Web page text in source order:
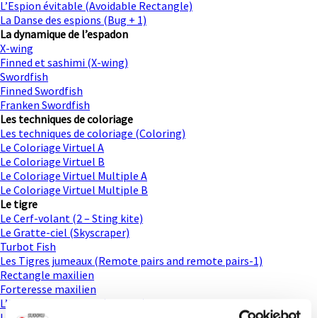
L’Espion évitable (Avoidable Rectangle)
La Danse des espions (Bug + 1)
La dynamique de l’espadon
X-wing
Finned et sashimi (X-wing)
Swordfish
Finned Swordfish
Franken Swordfish
Les techniques de coloriage
Les techniques de coloriage (Coloring)
Le Coloriage Virtuel A
Le Coloriage Virtuel B
Le Coloriage Virtuel Multiple A
Le Coloriage Virtuel Multiple B
Le tigre
Le Cerf-volant (2 – Sting kite)
Le Gratte-ciel (Skyscraper)
Turbot Fish
Les Tigres jumeaux (Remote pairs and remote pairs-1)
Rectangle maxilien
Forteresse maxilien
L’Empreinte du tigre (X-chain)